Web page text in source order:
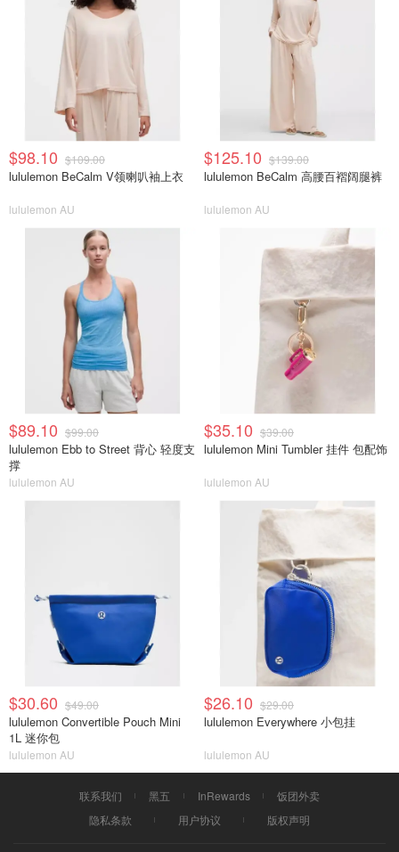
$98.10 $109.00
lululemon BeCalm V领喇叭袖上衣
lululemon AU
$125.10 $139.00
lululemon BeCalm 高腰百褶阔腿裤
lululemon AU
$89.10 $99.00
lululemon Ebb to Street 背心 轻度支
撑
lululemon AU
$35.10 $39.00
lululemon Mini Tumbler 挂件 包配饰
lululemon AU
$30.60 $49.00
lululemon Convertible Pouch Mini
1L 迷你包
lululemon AU
$26.10 $29.00
lululemon Everywhere 小包挂
lululemon AU
联系我们 黑五 InRewards
饭团外卖
隐私条款
用户协议 版权声明